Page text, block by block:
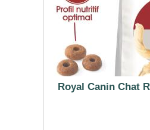
Royal Canin Chat